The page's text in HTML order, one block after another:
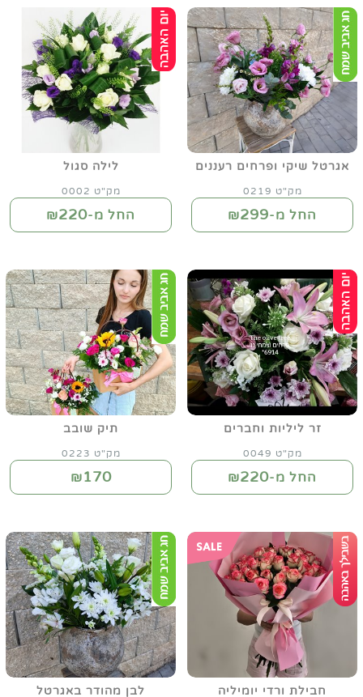
אגרטל שיקי ופרחים רעננים
מק"ט 0219
החל מ-₪299
לילה סגול
מק"ט 0002
החל מ-₪220
זר ליליות וחברים
מק"ט 0049
החל מ-₪220
תיק שובב
מק"ט 0223
₪170
חבילת ורדי יומיליה לבן מהודר באגרטל